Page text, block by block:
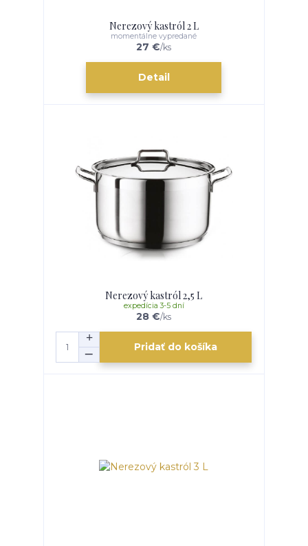
Nerezový kastról 2 L
27 €/ks
momentálne vypredané
Detail
Nerezový kastról 2,5 L
28 €/ks
expedícia 3-5 dní
Pridať do košíka